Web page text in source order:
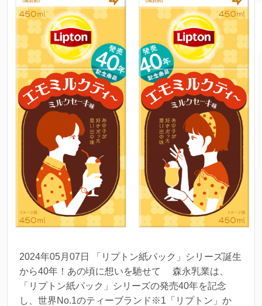
2024年05月07日 「リプトン紙パック」シリーズ誕生
から40年！あの頃に想いを馳せて 森永乳業は、
「リプトン紙パック」シリーズの発売40年を記念
し、世界No.1のティーブランド※1「リプトン」か